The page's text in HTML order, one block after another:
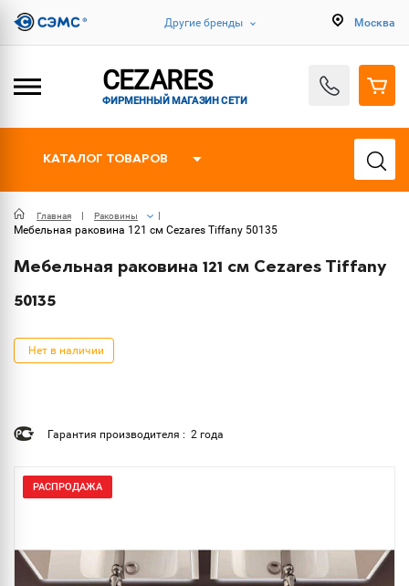
Другие бренды Москва
CEZARES
ФИРМЕННЫЙ МАГАЗИН СЕТИ
КАТАЛОГ ТОВАРОВ
Главная Раковины
Мебельная раковина 121 см Cezares Tiffany 50135
Мебельная раковина 121 см Cezares Tiffany
50135
Нет в наличии
Гарантия производителя : 2 года
РАСПРОДАЖА